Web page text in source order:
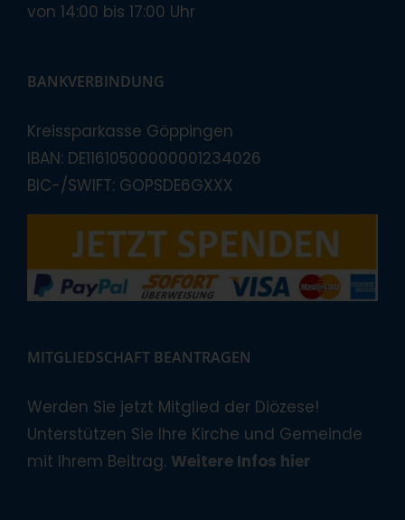
von 14:00 bis 17:00 Uhr
BANKVERBINDUNG
Kreissparkasse Göppingen
IBAN: DE11610500000001234026
BIC-/SWIFT: GOPSDE6GXXX
MITGLIEDSCHAFT BEANTRAGEN
Werden Sie jetzt Mitglied der Diözese!
Unterstützen Sie Ihre Kirche und Gemeinde
mit Ihrem Beitrag. Weitere Infos hier